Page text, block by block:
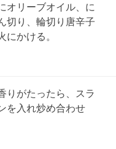
オリーブオイル、に
切り、輪切り唐辛子
にかける。
りがたったら、スラ
を入れ炒め合わせ